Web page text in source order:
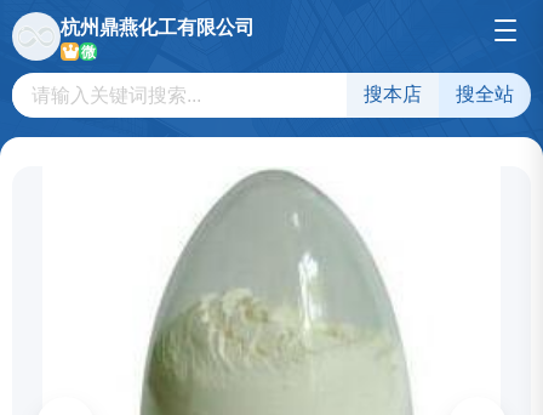
杭州鼎燕化工有限公司
微
搜本店 搜全站